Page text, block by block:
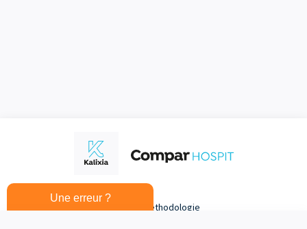
Une erreur ?
Sources et méthodologie